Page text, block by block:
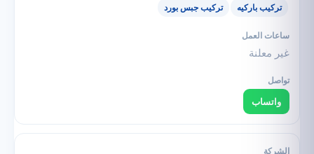
تركيب باركيه تركيب جبس بورد
غير معلنة
واتساب